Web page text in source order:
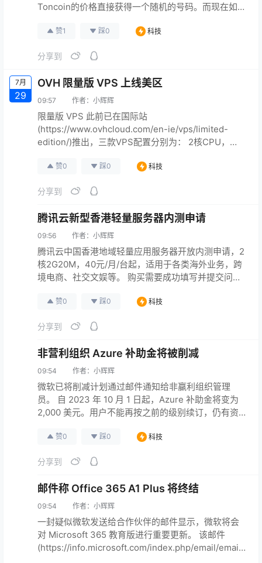
Toncoin的价格直接获得一个随机的号码。而现在如果
在该平台完全使用拍卖方式交易号码的数月后，一个
元，1937元人民币），我说的并不是什么“靓号”，而
赞1 踩0 科技
分享到
7月
29
OVH 限量版 VPS 上线美区
09:57 作者： 小辉辉
限量版 VPS 此前已在国际站
(https://www.ovhcloud.com/en-ie/vps/limited-
edition/)推出，三款VPS配置分别为： 2核CPU，
每月5.5美元 4核CPU，4GB内存，80 GB SSD
8GB内存，160 GB SSD N…
赞0 踩0 科技
分享到
腾讯云新型香港轻量服务器内测申请
09:56 作者： 小辉辉
腾讯云中国香港地域轻量应用服务器开放内测申请，2
核2G20M，40元/月/台起，适用于各类海外业务，跨
境电商、社交文娱等。 购买需要成功填写并提交问
强调，该套餐无法保障中国内地与香港之间的跨境公
相继取消或变相提升了该区域云服务器的价格。 腾讯
迫切需要香港优…
赞0 踩0 科技
分享到
非营利组织 Azure 补助金将被削减
09:54 作者： 小辉辉
微软已将削减计划通过邮件通知给非赢利组织管理
员。 自 2023 年 10 月 1 日起，Azure 补助金将变为
2,000 美元。用户不能再按之前的级别续订，仍有资
Azure 非营利组织可以获得3,500美元的赞助配额。
利组织。
赞0 踩0 科技
分享到
邮件称 Office 365 A1 Plus 将终结
09:54 作者： 小辉辉
一封疑似微软发送给合作伙伴的邮件显示，微软将会
对 Microsoft 365 教育版进行重要更新。 该邮件
(https://info.microsoft.com/index.php/email/email